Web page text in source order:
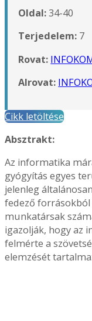
Oldal:34-40
Terjedelem: 7
Rovat:
Alrovat:
Cikk letöltése
Absztrakt:
Az informatika
gyógyítás egyes
jelenleg
fedező forrásokból
munkatársak
igazolják, hogy az
felmérte a
elemzését